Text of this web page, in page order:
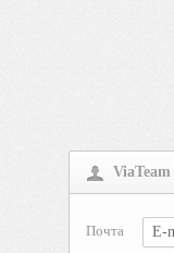
ViaTeam
Почта